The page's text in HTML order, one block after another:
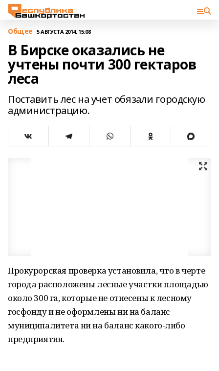
Общее 5 АВГУСТА 2014, 15:08
В Бирске оказались не
учтены почти 300 гектаров
леса
Поставить лес на учет обязали городскую
администрацию.
Прокурорская проверка установила, что в черте
города расположены лесные участки площадью
около 300 га, которые не отнесены к лесному
госфонду и не оформлены ни на баланс
муниципалитета ни на баланс какого-либо
предприятия.